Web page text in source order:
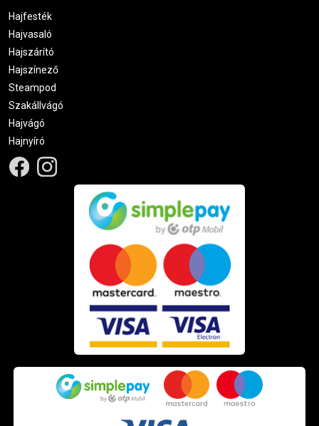
Hajfesték
Hajvasaló
Hajszárító
Hajszínező
Steampod
Szakállvágó
Hajvágó
Hajnyíró